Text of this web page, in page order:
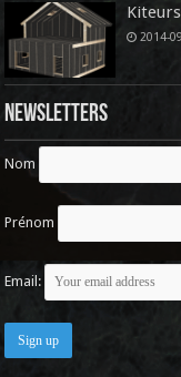
2014-
Newsletters
Nom
Prénom
Email: